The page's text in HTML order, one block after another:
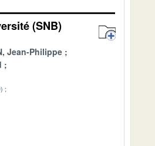
(SNB)
Jean-Philippe